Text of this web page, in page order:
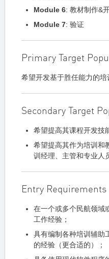
Module 6: 教材制作&
Module 7: 验证
Primary Target
希望开发基于胜任能力的
Secondary Target
希望提高其课程开发技
希望提高其作为培训和
训经理、主管和专业人
Entry Requirements
在一个或多个民航领域
工作经验；
具有编制各种培训辅助
的经验（更合适的）；